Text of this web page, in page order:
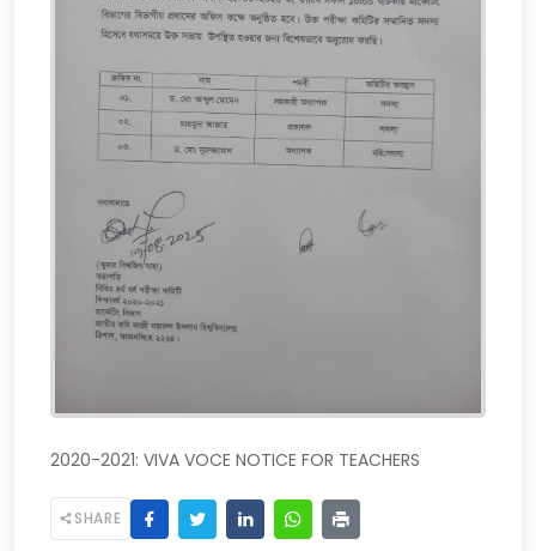
2020-2021: VIVA VOCE NOTICE FOR TEACHERS
SHARE